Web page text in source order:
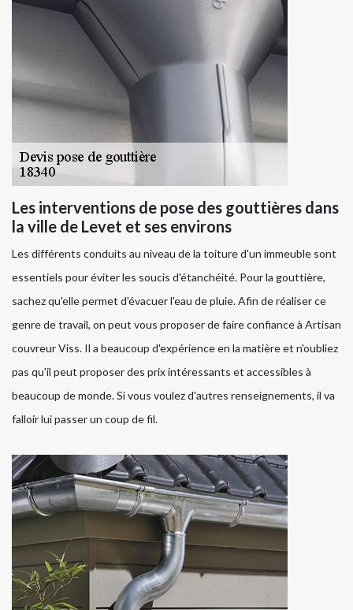
Les interventions de pose des gouttières dans
la ville de Levet et ses environs
Les différents conduits au niveau de la toiture d'un immeuble sont
essentiels pour éviter les soucis d'étanchéité. Pour la gouttière,
sachez qu'elle permet d'évacuer l'eau de pluie. Afin de réaliser ce
genre de travail, on peut vous proposer de faire confiance à Artisan
couvreur Viss. Il a beaucoup d'expérience en la matière et n'oubliez
pas qu'il peut proposer des prix intéressants et accessibles à
beaucoup de monde. Si vous voulez d'autres renseignements, il va
falloir lui passer un coup de fil.